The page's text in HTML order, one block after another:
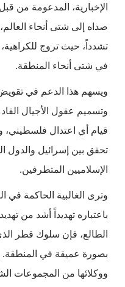
الإخبارية، المدعومة من
صداه إلى شتى أنحاء العالم،
تشدداً، حيث تروج للكراهية،
في شتى أنحاء المنطقة.
ويسهم هذا الدعم في تقويض
وتسميم عقول الأجيال
قيام أي اعتدال فلسطيني،
تحقق بين إسرائيل والدول
الإسلاميين المتطرفين.
وترى الغالبية الحاكمة
باعتباره تهديداً أشد من
الطالع، فإن سلوك قطر
بصورة عميقة في
ووكلائها من المجموعات